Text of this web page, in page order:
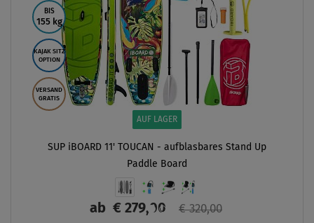
BIS
155 kg
KAJAK SITZ
OPTION
VERSAND
GRATIS
AUF LAGER
SUP iBOARD 11' TOUCAN - aufblasbares Stand Up
Paddle Board
ab € 279,00 € 320,00